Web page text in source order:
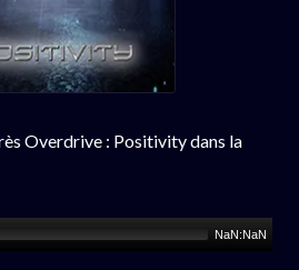
Overdrive : Positivity dans la
NaN:NaN